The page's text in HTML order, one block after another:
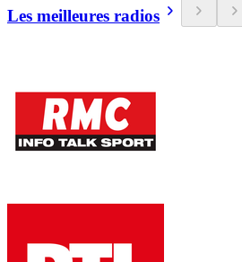
Les meilleures radios